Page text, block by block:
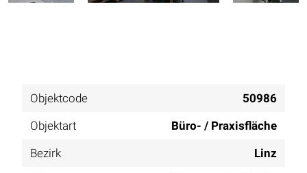
Objektcode
50986
Objektart
Büro- / Praxisfläche
Bezirk
Linz